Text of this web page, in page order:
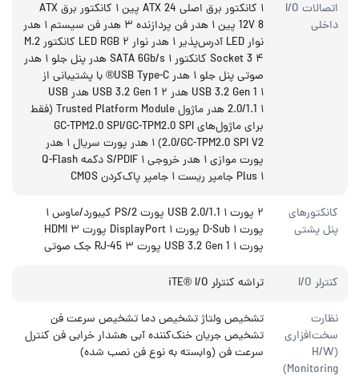
اتصالات I/O
داخلی
۱ کانکتور برق اصلی ATX 24 پین ۱ کانکتور برق ATX
12V 8 پین ۱ هدر فن پردازنده ۳ هدر فن سیستم ۱ هدر
نوار LED آدرس‌پذیر ۱ هدر نوار LED RGB ۲ کانکتور M.2
Socket 3 ۴ کانکتور SATA 6Gb/s ۱ هدر پنل جلو ۱ هدر
صوتی پنل جلو ۱ هدر USB Type-C® با پشتیبانی از
USB 3.2 Gen 1 ۱ هدر USB 3.2 Gen 1 ۲ هدر USB
2.0/1.1 ۱ هدر ماژول Trusted Platform Module (فقط
برای ماژول‌های GC-TPM2.0 SPI/GC-TPM2.0 SPI
2.0/GC-TPM2.0 SPI V2) ۱ هدر پورت سریال ۱ هدر
پورت موازی ۱ هدر خروجی S/PDIF ۱ دکمه Q-Flash
Plus ۱ جامپر ریست ۱ جامپر پاک‌کردن CMOS
کانکتورهای
پنل پشتی
۲ پورت USB 2.0/1.1 ۱ پورت PS/2 کیبورد/ماوس ۱
پورت D-Sub ۱ پورت DisplayPort ۱ پورت HDMI ۳
پورت USB 3.2 Gen 1 ۱ پورت RJ-45 ۳ جک صوتی
کنترلر I/O تراشه کنترلر iTE® I/O
نظارت
سخت‌افزاری
(H/W
Monitoring)
تشخیص ولتاژ تشخیص دما تشخیص سرعت فن
تشخیص جریان خنک‌کننده آبی هشدار خرابی فن کنترل
سرعت فن (وابسته به نوع فن نصب شده)